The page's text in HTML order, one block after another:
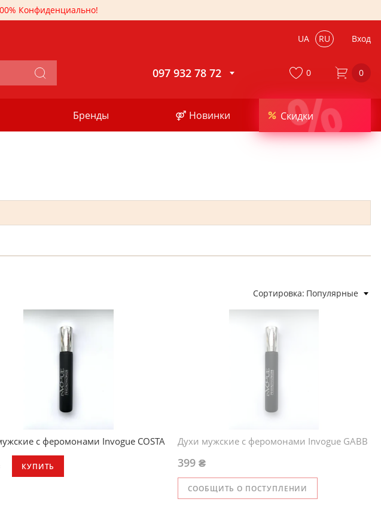
Конфиденциально!
UA RU Вход
097 932 78 72 0
Бренды ⚤ Новинки %
Скидки
0
Сортировка Популярные
с феромонами Invogue COSTA
КУПИТЬ
Духи мужские с феромонами Invogue GABB
СООБЩИТЬ О ПОСТУПЛЕНИИ
399 ₴